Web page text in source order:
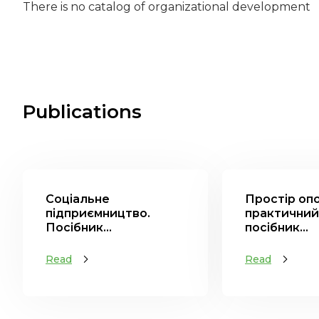
There is no catalog of organizational development
Publications
Соціальне
підприємництво.
Посібник...
Read
Простір
практичний
посібник...
Read